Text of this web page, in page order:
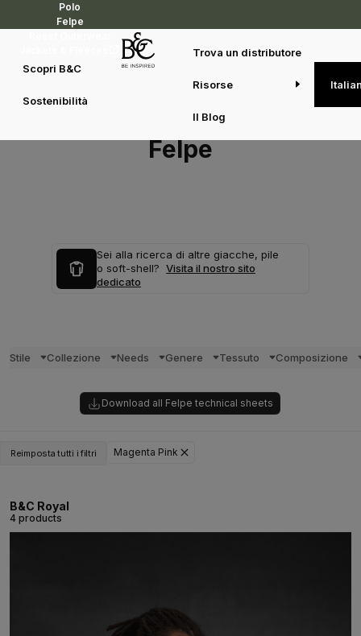
Polo
Felpe
Scopri B&C
Sostenibilità
Trova un distributore
Risorse
Il Blog
Felpe
Sei alla ricerca di altre giacche, pile
o soft-shell? Visita il nostro sito
dedicato
Stile Collezione Needs Genere Tessuto Composizione
Download all Felpe technical sheets
Reimposta tutti i filtri Magenta Pink
B&C Royal
4 products